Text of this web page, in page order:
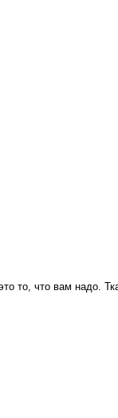
то, что вам надо.